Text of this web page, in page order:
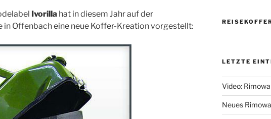
Ivorilla hat in diesem Jahr auf der
in Offenbach eine neue Koffer-Kreation vorgestellt:
LETZTE
Video:
Neues